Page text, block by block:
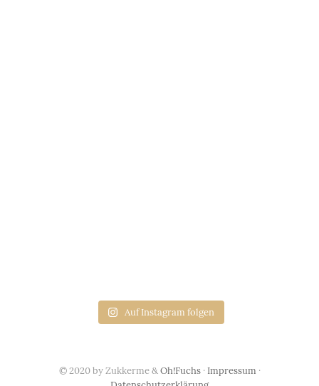
Auf Instagram folgen
© 2020 by Zukkerme &Oh!Fuchs· Impressum ·